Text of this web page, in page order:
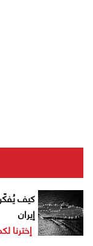
كيف
إيران
إخترنا